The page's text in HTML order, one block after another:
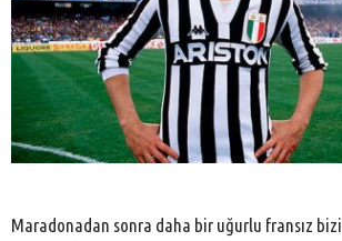
Maradonadan sonra daha bir uğurlu fransız